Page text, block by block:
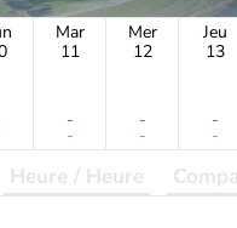
Mar
11
-
-
Mer
12
-
-
Jeu
13
-
-
Heure / Heure